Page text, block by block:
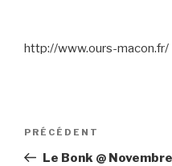
http://www.ours-macon.fr/
Navigation
Article
précédent
PRÉCÉDENT
Le Bonk @